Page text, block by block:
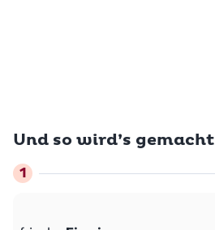
Und so wird’s gemacht